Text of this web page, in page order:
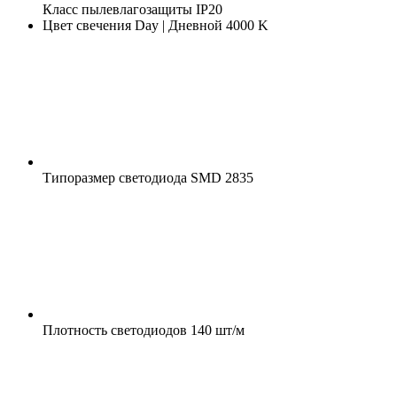
Класс пылевлагозащиты IP20
Цвет свечения Day | Дневной 4000 K
Типоразмер светодиода SMD 2835
Плотность светодиодов 140 шт/м